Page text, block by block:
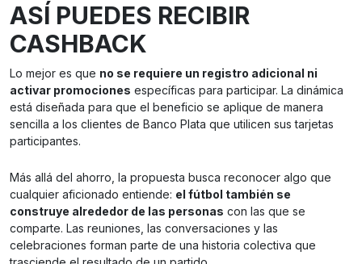
ASÍ PUEDES RECIBIR
CASHBACK
Lo mejor es que no se requiere un registro adicional ni
activar promociones específicas para participar. La dinámica
está diseñada para que el beneficio se aplique de manera
sencilla a los clientes de Banco Plata que utilicen sus tarjetas
participantes.
Más allá del ahorro, la propuesta busca reconocer algo que
cualquier aficionado entiende: el fútbol también se
construye alrededor de las personas con las que se
comparte. Las reuniones, las conversaciones y las
celebraciones forman parte de una historia colectiva que